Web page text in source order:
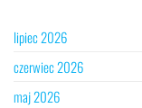
lipiec 2026
czerwiec 2026
maj 2026